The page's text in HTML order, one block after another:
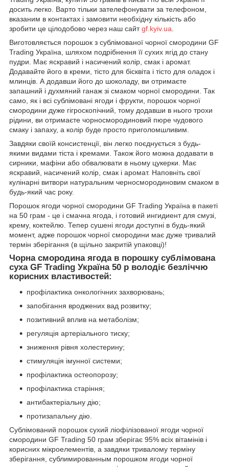
досить легко. Варто тільки зателефонувати за телефоном,
вказаним в контактах і замовити необхідну кількість або
зробити це цілодобово через наш сайтgf.kyiv.ua
Виготовляється порошок з сублімованої чорної смородини GF
Trading Україна, шляхом подрібнення її сухих ягід до стану
пудри. Має яскравий і насичений колір, смак і аромат.
Додавайте його в креми, тісто для бісквіта і тісто для оладок і
млинців. А додавши його до шоколаду, ви отримаєте
запашний і духмяний ганаж зі смаком чорної смородини. Так
само, як і всі сублімовані ягоди і фрукти, порошок чорної
смородини дуже гігроскопічний, тому додавши в нього трохи
рідини, ви отримаєте чорносмородиновий пюре чудового
смаку і запаху, а колір буде просто приголомшливим.
Завдяки своїй консистенції, він легко поєднується з будь-
якими видами тіста і кремами. Також його можна додавати в
сирники, мафіни або обвалювати в ньому цукерки. Має
яскравий, насичений колір, смак і аромат. Наповніть свої
кулінарні витвори натуральним черносмородиновим смаком в
будь-який час року.
Порошок ягоди чорної смородини GF Trading Україна в пакеті
на 50 грам - це і смачна ягода, і готовий ингидиент для смузі,
крему, коктейлю. Тепер сушені ягоди доступні в будь-який
момент, адже порошок чорної смородини має дуже тривалий
термін зберігання (в щільно закритій упаковці)!
Чорна смородина ягода в порошку сублімована
суха GF Trading Україна 50 р володіє безліччю
корисних властивостей:
профілактика онкологічних захворювань;
запобігання вроджених вад розвитку;
позитивний вплив на метаболізм;
регуляція артеріального тиску;
зниження рівня холестерину;
стимуляція імунної системи;
профілактика остеопорозу;
профілактика старіння;
антибактеріальну дію;
протизапальну дію.
Сублімований порошок сухий ліофілізованої ягоди чорної
смородини GF Trading 50 грам зберігає 95% всіх вітамінів і
корисних мікроелементів, а завдяки тривалому терміну
зберігання, сублимированным порошком ягоди чорної